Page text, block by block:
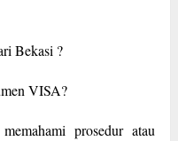
Bekasi ?
VISA?
prosedur atau